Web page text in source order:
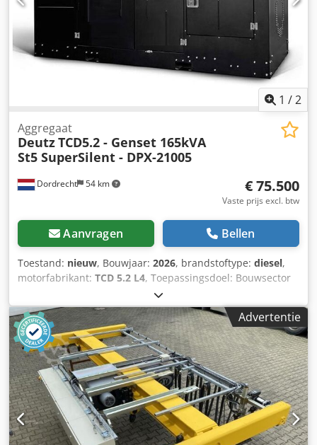
1 /2
Dordrecht 54 km
Aggregaat
DeutzTCD5.2 - Genset 165kVA
St5 SuperSilent - DPX-21005
€ 75.500
Vaste prijs excl. btw
Aanvragen Bellen
Toestand: nieuw, Bouwjaar: 2026, brandstoftype: diesel,
motorfabrikant: TCD 5.2 L4, Toepassingsdoel: Bouwsector
Leeggewicht: 3.400 kg Generatorvermogen: 165 kVA
Afmetingen laadruimte: 350 x 175 x 220 cm CE-markering:
ja Csdsznrztspfx Ak Teha Emissieniveau: Stage V / Tier IV
final Watertankinhoud: 500 l Neem contact op met Team
DPX voor meer informatie. = Verdere opties en accessoires
= - Accu - Bedieningspaneel - Stalen dak - Tankwagen
Advertentie